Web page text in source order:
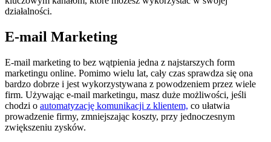
działalności.
E-mail Marketing
E-mail marketing to bez wątpienia jedna z najstarszych form
marketingu online. Pomimo wielu lat, cały czas sprawdza się ona
bardzo dobrze i jest wykorzystywana z powodzeniem przez wiele
firm. Używając e-mail marketingu, masz duże możliwości, jeśli
chodzi o automatyzację komunikacji z klientem, co ułatwia
prowadzenie firmy, zmniejszając koszty, przy jednoczesnym
zwiększeniu zysków.